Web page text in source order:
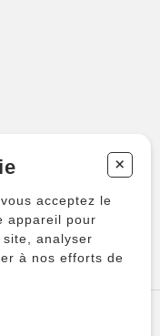
D'OZ
+
acceptez le
appareil pour
analyser
à nos efforts de